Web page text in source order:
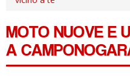
MOTO NUOVE E
A